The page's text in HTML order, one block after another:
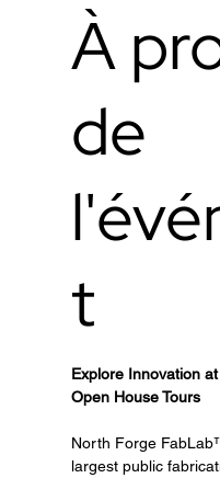
À
de
t
Explore Innovation
Open House Tours
North Forge
largest public